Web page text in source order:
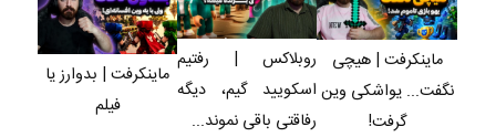
ماینکرفت | هیچی
نگفت... یواشکی وین
گرفت!
روبلاکس | رفتیم
اسکویید گیم، دیگه
رفاقتی باقی نموند...
ماینکرفت | بدوارز یا
فیلم